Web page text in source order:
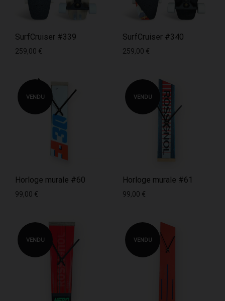
SurfCruiser #339
259,00 €
SurfCruiser #340
259,00 €
VENDU
Horloge murale #60
99,00 €
VENDU
Horloge murale #61
99,00 €
VENDU VENDU